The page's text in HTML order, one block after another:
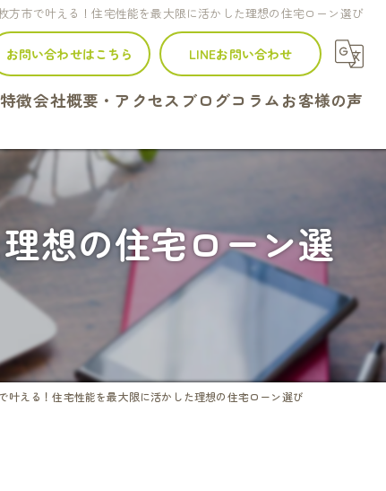
方市で叶える！住宅性能を最大限に活かした理想の住宅ローン選び
お問い合わせはこちら LINEお問い合わせ
徴
ョン
会社概要・アクセス ブログコラム お客様の声
想の住宅ローン選
叶える！住宅性能を最大限に活かした理想の住宅ローン選び